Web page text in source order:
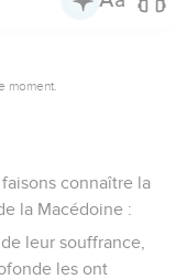
moment.
connaître la
la Macédoine :
leur souffrance,
les ont